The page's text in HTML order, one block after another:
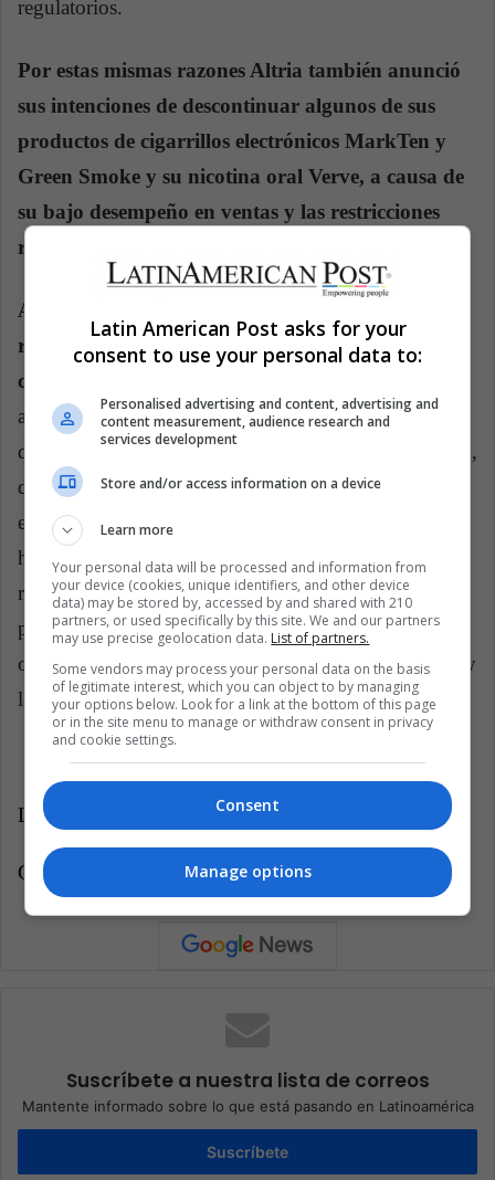
regulatorios.
Por estas mismas razones Altria también anunció
sus intenciones de descontinuar algunos de sus
productos de cigarrillos electrónicos MarkTen y
Green Smoke y su nicotina oral Verve, a causa de
su bajo desempeño en ventas y las restricciones
regulatorias de los mismos.
Así, la empresa señalo que prefiere reenfocar sus
recursos en productor de tabaco más atractivos y
con riesgos reducidos.
acuerdo es el último en una serie de conversaciones
que se han llevado a cabo en la industria del consumo,
donde la amenaza del crecimiento del cannabis se
extiende sobre las industrias establecidas y
hambrientas en el crecimiento que abarcan tabaco,
refrescos y cerveza. Ya no se conoce solo por su
producto ahumado, el cannabis ha evolucionado para
ofrecer productos para la salud, el bienestar, el sueño y
la socialización.”
LatinAmerican Post | Sofía Carreño
Copy edited by Laura Viviana Guevara Muñoz
Suscríbete a nuestra lista de correos
Mantente informado sobre lo que está pasando en Latinoamérica
Suscríbete
Latin American Post asks for your
consent to use your personal data to:
Personalised advertising and content, advertising and
content measurement, audience research and
services development
Store and/or access information on a device
Learn more
Your personal data will be processed and information from
your device (cookies, unique identifiers, and other device
data) may be stored by, accessed by and shared with 210
partners, or used specifically by this site. We and our partners
may use precise geolocation data. List of partners.
Some vendors may process your personal data on the basis
of legitimate interest, which you can object to by managing
your options below. Look for a link at the bottom of this page
or in the site menu to manage or withdraw consent in privacy
and cookie settings.
Consent
Manage options